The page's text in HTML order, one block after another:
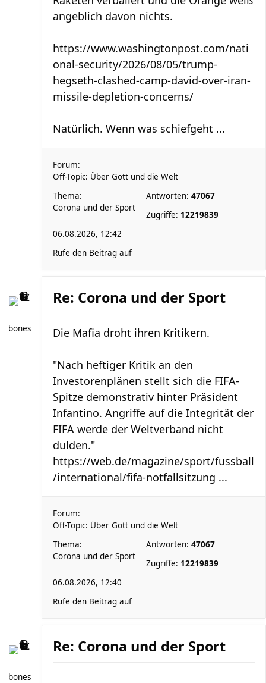
angeblich davon nichts.
https://www.washingtonpost.com/nati
onal-security/2026/08/05/trump-
hegseth-clashed-camp-david-over-iran-
missile-depletion-concerns/
Natürlich. Wenn was schiefgeht ...
Forum:
Off-Topic: Über Gott und die Welt
Thema:
Corona und der Sport
Antworten: 47067
Zugriffe: 12219839
06.08.2026, 12:42
Rufe den Beitrag auf
bones
Re: Corona und der Sport
Die Mafia droht ihren Kritikern.
"Nach heftiger Kritik an den
Investorenplänen stellt sich die FIFA-
Spitze demonstrativ hinter Präsident
Infantino. Angriffe auf die Integrität der
FIFA werde der Weltverband nicht
dulden."
https://web.de/magazine/sport/fussball
/international/fifa-notfallsitzung ...
Forum:
Off-Topic: Über Gott und die Welt
Thema:
Corona und der Sport
Antworten: 47067
Zugriffe: 12219839
06.08.2026, 12:40
Rufe den Beitrag auf
bones
Re: Corona und der Sport